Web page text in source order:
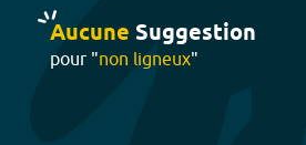
Aucune Suggestion
pour "non ligneux"